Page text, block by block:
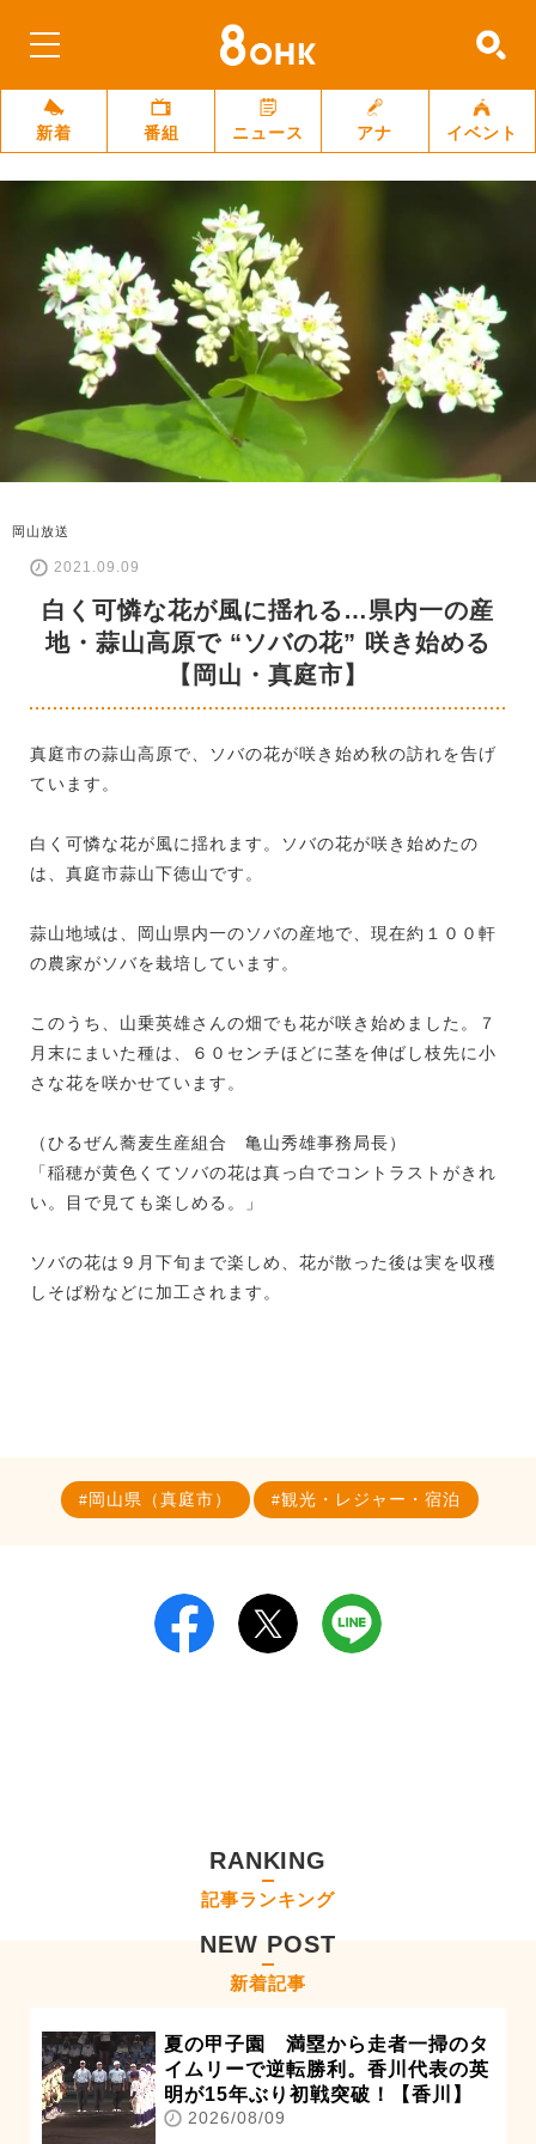
新着 番組 ニュース アナ イベント
岡山放送
2021.09.09
白く可憐な花が風に揺れる…県内一の産
地・蒜山高原で “ソバの花” 咲き始める
【岡山・真庭市】
真庭市の蒜山高原で、ソバの花が咲き始め秋の訪れを告げ
ています。
白く可憐な花が風に揺れます。ソバの花が咲き始めたの
は、真庭市蒜山下徳山です。
蒜山地域は、岡山県内一のソバの産地で、現在約１００軒
の農家がソバを栽培しています。
このうち、山乗英雄さんの畑でも花が咲き始めました。７
月末にまいた種は、６０センチほどに茎を伸ばし枝先に小
さな花を咲かせています。
（ひるぜん蕎麦生産組合 亀山秀雄事務局長）
「稲穂が黄色くてソバの花は真っ白でコントラストがきれ
い。目で見ても楽しめる。」
ソバの花は９月下旬まで楽しめ、花が散った後は実を収穫
しそば粉などに加工されます。
岡山県（真庭市） 観光・レジャー・宿泊
RANKING
記事ランキング
NEW POST
新着記事
夏の甲子園 満塁から走者一掃のタ
イムリーで逆転勝利。香川代表の英
明が15年ぶり初戦突破！【香川】
2026/08/09